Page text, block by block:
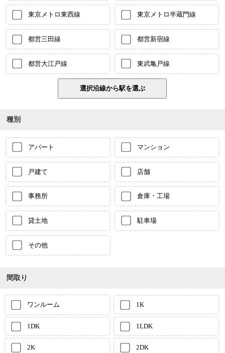
東京メトロ東西線 東京メトロ半蔵門線
都営三田線 都営新宿線
都営大江戸線 東武亀戸線
種別
アパート マンション
戸建て 店舗
事務所 倉庫・工場
貸土地 駐車場
その他
間取り
ワンルーム 1K
1DK 1LDK
2K 2DK